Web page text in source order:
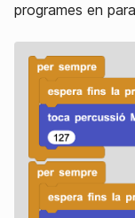
programes en